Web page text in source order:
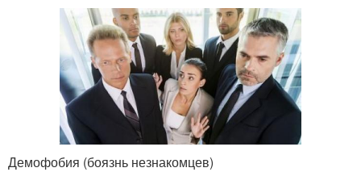
Демофобия (боязнь незнакомцев)